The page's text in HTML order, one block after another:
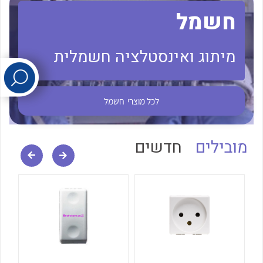
לכל מוצרי היצרן לכל מוצרי היצרן
חשמל
מיתוג ואינסטלציה חשמלית
לכל מוצרי חשמל
מובילים חדשים